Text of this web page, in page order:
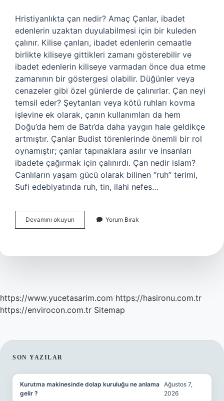
Hristiyanlıkta çan nedir? Amaç Çanlar, ibadet
edenlerin uzaktan duyulabilmesi için bir kuleden
çalınır. Kilise çanları, ibadet edenlerin cemaatle
birlikte kiliseye gittikleri zamanı gösterebilir ve
ibadet edenlerin kiliseye varmadan önce dua etme
zamanının bir göstergesi olabilir. Düğünler veya
cenazeler gibi özel günlerde de çalınırlar. Çan neyi
temsil eder? Şeytanları veya kötü ruhları kovma
işlevine ek olarak, çanın kullanımları da hem
Doğu’da hem de Batı’da daha yaygın hale geldikçe
artmıştır. Çanlar Budist törenlerinde önemli bir rol
oynamıştır; çanlar tapınaklara asılır ve insanları
ibadete çağırmak için çalınırdı. Çan nedir islam?
Canlıların yaşam gücü olarak bilinen “ruh” terimi,
Sufi edebiyatında ruh, tin, ilahi nefes…
Devamını okuyun
Nedir
Yorum Bırak
https://www.yucetasarim.com https://hasironu.com.tr
https://envirocon.com.tr Sitemap
SIDEBAR
SON YAZILAR
Kurutma makinesinde dolap kuruluğu ne anlama
gelir ?
Ağustos 7,
2026